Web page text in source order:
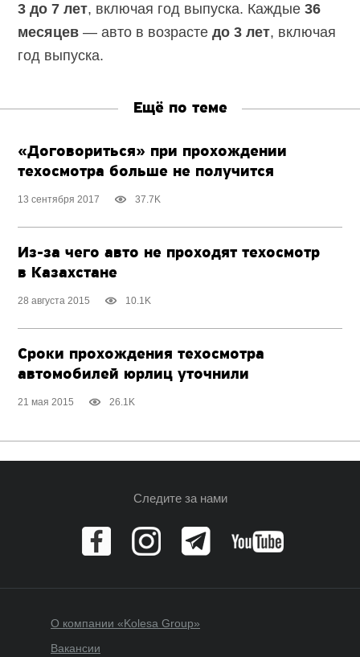
3 до 7 лет, включая год выпуска. Каждые36
месяцев — авто в возрастедо 3 лет, включая
год выпуска.
Ещё по теме
«Договориться» при прохождении
техосмотра больше не получится
13 сентября 2017 37.7K
Из-за чего авто не проходят техосмотр
в Казахстане
28 августа 2015 10.1K
Сроки прохождения техосмотра
автомобилей юрлиц уточнили
21 мая 2015 26.1K
Следите за нами
О компании «Kolesa Group»
Вакансии